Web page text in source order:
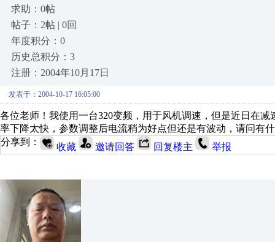
求助：0帖
帖子：2帖 | 0回
年度积分：0
历史总积分：3
注册：2004年10月17日
发表于：2004-10-17 16:05:00
各位老师！我使用一台320变频，用于风机调速，但是近日在
率下降太快，参数调整后电流稍为好点但还是有波动，请问有
分享到：
收藏 邀请回答 回复楼主 举报